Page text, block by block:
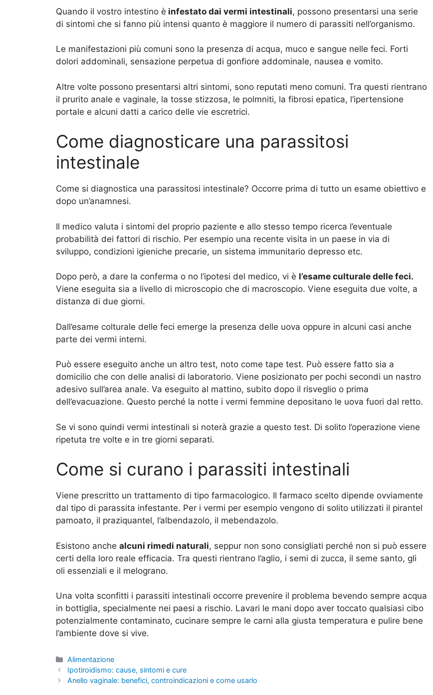
Quando il vostro intestino è infestato dai vermi intestinali, possono presentarsi una serie
di sintomi che si fanno più intensi quanto è maggiore il numero di parassiti nell’organismo.
Le manifestazioni più comuni sono la presenza di acqua, muco e sangue nelle feci. Forti
dolori addominali, sensazione perpetua di gonfiore addominale, nausea e vomito.
Altre volte possono presentarsi altri sintomi, sono reputati meno comuni. Tra questi rientrano
il prurito anale e vaginale, la tosse stizzosa, le polmniti, la fibrosi epatica, l’ipertensione
portale e alcuni datti a carico delle vie escretrici.
Come diagnosticare una parassitosi
intestinale
Come si diagnostica una parassitosi intestinale? Occorre prima di tutto un esame obiettivo e
dopo un’anamnesi.
Il medico valuta i sintomi del proprio paziente e allo stesso tempo ricerca l’eventuale
probabilità dei fattori di rischio. Per esempio una recente visita in un paese in via di
sviluppo, condizioni igieniche precarie, un sistema immunitario depresso etc.
Dopo però, a dare la conferma o no l’ipotesi del medico, vi è l’esame culturale delle feci.
Viene eseguita sia a livello di microscopio che di macroscopio. Viene eseguita due volte, a
distanza di due giorni.
Dall’esame colturale delle feci emerge la presenza delle uova oppure in alcuni casi anche
parte dei vermi interni.
Può essere eseguito anche un altro test, noto come tape test. Può essere fatto sia a
domicilio che con delle analisi di laboratorio. Viene posizionato per pochi secondi un nastro
adesivo sull’area anale. Va eseguito al mattino, subito dopo il risveglio o prima
dell’evacuazione. Questo perché la notte i vermi femmine depositano le uova fuori dal retto.
Se vi sono quindi vermi intestinali si noterà grazie a questo test. Di solito l’operazione viene
ripetuta tre volte e in tre giorni separati.
Come si curano i parassiti intestinali
Viene prescritto un trattamento di tipo farmacologico. Il farmaco scelto dipende ovviamente
dal tipo di parassita infestante. Per i vermi per esempio vengono di solito utilizzati il pirantel
pamoato, il praziquantel, l’albendazolo, il mebendazolo.
Esistono anche alcuni rimedi naturali, seppur non sono consigliati perché non si può essere
certi della loro reale efficacia. Tra questi rientrano l’aglio, i semi di zucca, il seme santo, gli
oli essenziali e il melograno.
Una volta sconfitti i parassiti intestinali occorre prevenire il problema bevendo sempre acqua
in bottiglia, specialmente nei paesi a rischio. Lavari le mani dopo aver toccato qualsiasi cibo
potenzialmente contaminato, cucinare sempre le carni alla giusta temperatura e pulire bene
l’ambiente dove si vive.
Categorie
Alimentazione
Ipotiroidismo: cause, sintomi e cure
Anello vaginale: benefici, controindicazioni e come usarlo